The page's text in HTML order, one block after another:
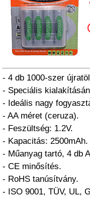
- 4 db 1000-szer
- Speciális
- Ideális nagy
- AA méret (ceruza).
- Feszültség: 1.2V.
- Kapacitás: 2500mAh.
- Műanyag tartó, 4 db
- CE minősítés.
- RoHS tanúsítvány.
- ISO 9001, TÜV, UL,